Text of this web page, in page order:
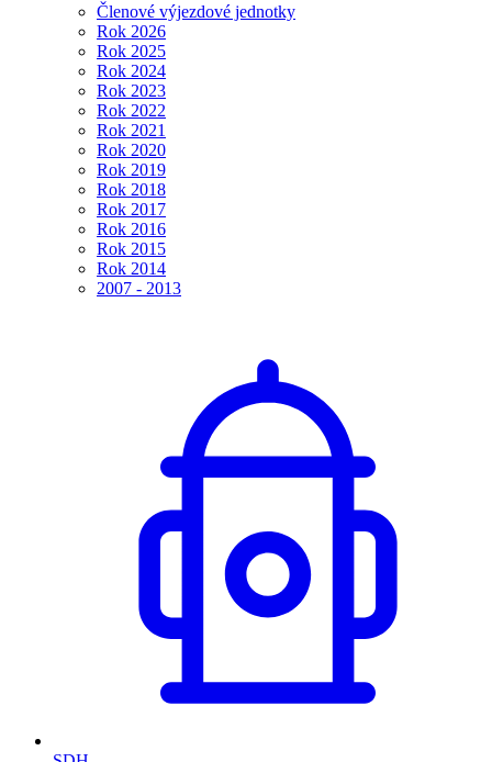
Členové výjezdové jednotky
Rok 2026
Rok 2025
Rok 2024
Rok 2023
Rok 2022
Rok 2021
Rok 2020
Rok 2019
Rok 2018
Rok 2017
Rok 2016
Rok 2015
Rok 2014
2007 - 2013